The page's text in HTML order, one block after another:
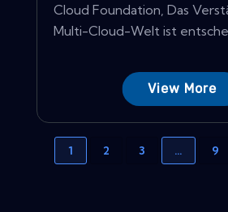
Cloud Foundation, Das
Multi-Cloud-Welt ist
View More
1 2 3 … 9